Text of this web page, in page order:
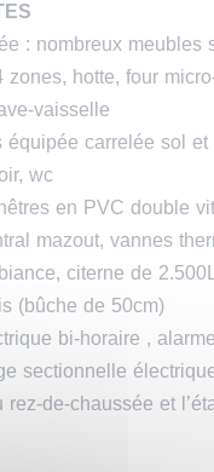
: nombreux meubles
zones, hotte, four
vaisselle
carrelée sol et
wc
en PVC double
mazout, vannes
citerne de 2.500L
(bûche de 50cm)
bi-horaire ,
sectionnelle
rez-de-chaussée et